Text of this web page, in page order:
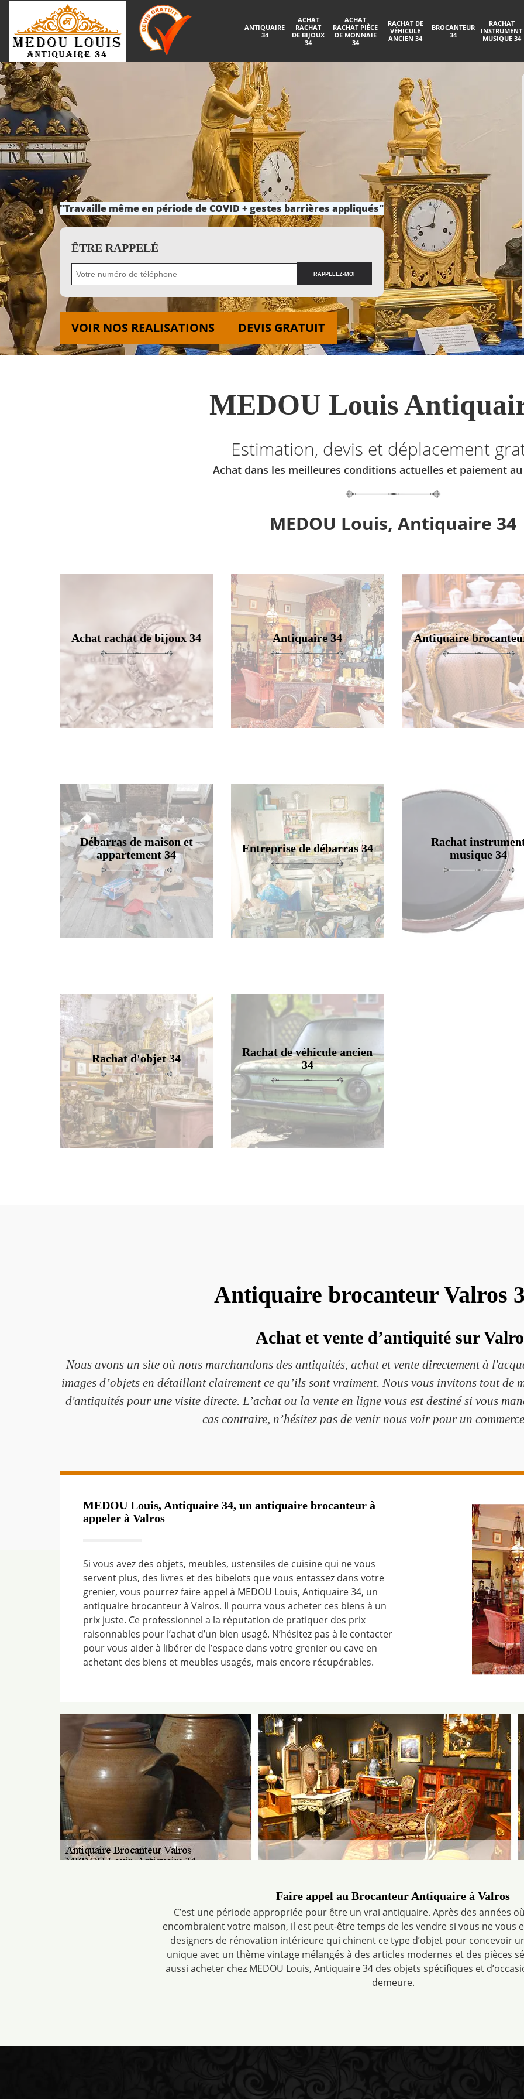
ANTIQUAIRE
34
ACHAT
RACHAT
DE BIJOUX
34
ACHAT
RACHAT PIÈCE
DE MONNAIE
34
RACHAT DE
VÉHICULE
ANCIEN 34
BROCANTEUR
34
RACHAT
INSTRUMENT
MUSIQUE 34
"Travaille même en période de COVID + gestes barrières appliqués"
ÊTRE RAPPELÉ
VOIR NOS REALISATIONS DEVIS GRATUIT
MEDOU Louis
Estimation, devis et déplacement
Achat dans les meilleures conditions actuelles et paiement
MEDOU Louis, Antiquaire 34
Achat rachat de bijoux 34 Antiquaire 34 Antiquaire
Débarras de maison et
appartement 34
Entreprise de débarras 34
Rachat
musique 34
Rachat d'objet 34
Rachat de véhicule ancien
34
Antiquaire brocanteur Valros
Achat et vente d’antiquité sur
Nous avons un site où nous marchandons des antiquités, achat et vente directement à
images d’objets en détaillant clairement ce qu’ils sont vraiment. Nous vous invitons tout de
d'antiquités pour une visite directe. L’achat ou la vente en ligne vous est destiné si vous
cas contraire, n’hésitez pas de venir nous voir pour un
MEDOU Louis, Antiquaire 34, un antiquaire brocanteur à
appeler à Valros
Si vous avez des objets, meubles, ustensiles de cuisine qui ne vous
servent plus, des livres et des bibelots que vous entassez dans votre
grenier, vous pourrez faire appel à MEDOU Louis, Antiquaire 34, un
antiquaire brocanteur à Valros. Il pourra vous acheter ces biens à un
prix juste. Ce professionnel a la réputation de pratiquer des prix
raisonnables pour l’achat d’un bien usagé. N’hésitez pas à le contacter
pour vous aider à libérer de l’espace dans votre grenier ou cave en
achetant des biens et meubles usagés, mais encore récupérables.
Faire appel au Brocanteur Antiquaire à Valros
C’est une période appropriée pour être un vrai antiquaire. Après des années
encombraient votre maison, il est peut-être temps de les vendre si vous ne vous
designers de rénovation intérieure qui chinent ce type d’objet pour concevoir
unique avec un thème vintage mélangés à des articles modernes et des pièces
aussi acheter chez MEDOU Louis, Antiquaire 34 des objets spécifiques et
demeure.